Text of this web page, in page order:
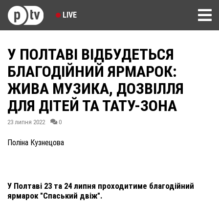
LIVE
У ПОЛТАВІ ВІДБУДЕТЬСЯ
БЛАГОДІЙНИЙ ЯРМАРОК:
ЖИВА МУЗИКА, ДОЗВІЛЛЯ
ДЛЯ ДІТЕЙ ТА ТАТУ-ЗОНА
23 липня 2022 0
Поліна Кузнецова
У Полтаві 23 та 24 липня проходитиме благодійний
ярмарок "Спаський двіж".